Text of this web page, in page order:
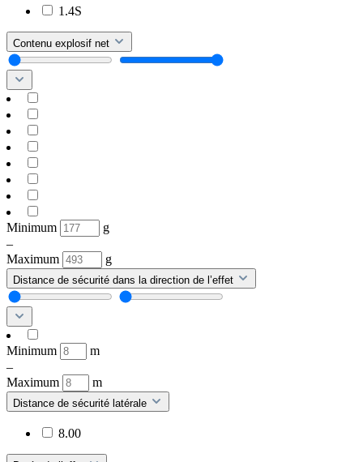
1.4S
Contenu explosif net
Minimum
g
–
Maximum
g
Distance de sécurité dans la direction de l’effet
Minimum
m
–
Maximum
m
Distance de sécurité latérale
8.00